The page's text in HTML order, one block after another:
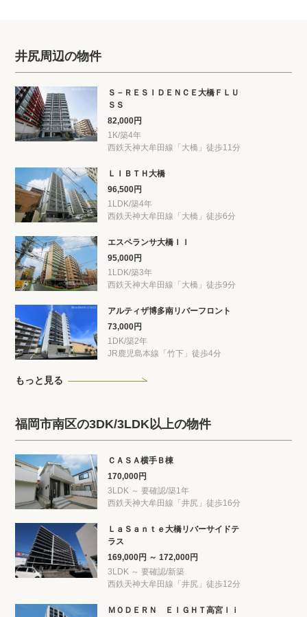
井尻周辺の物件
Ｓ－ＲＥＳＩＤＥＮＣＥ大橋ＦＬＵ
ＳＳ
82,000円
1K/築4年
西鉄天神大牟田線「大橋」徒歩11分
ＬＩＢＴＨ大橋
96,500円
1LDK/築4年
西鉄天神大牟田線「大橋」徒歩6分
エスペランサ大橋ＩＩ
95,000円
1LDK/築3年
西鉄天神大牟田線「大橋」徒歩9分
アルティザ博多南リバーフロント
73,000円
1DK/築2年
JR鹿児島本線「竹下」徒歩4分
もっと見る
福岡市南区の3DK/3LDK以上の物件
ＣＡＳＡ横手Ｂ棟
170,000円
3LDK ～ 要確認/築1年
西鉄天神大牟田線「井尻」徒歩16分
ＬａＳａｎｔｅ大橋リバーサイドテ
ラス
169,000円 ～ 172,000円
3LDK ～ 要確認/新築
西鉄天神大牟田線「井尻」徒歩12分
ＭＯＤＥＲＮ ＥＩＧＨＴ高宮ｌｉ